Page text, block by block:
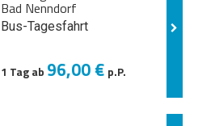
Bad Nenndorf
Bus-Tagesfahrt
1 Tag ab 96,00 € p.P.